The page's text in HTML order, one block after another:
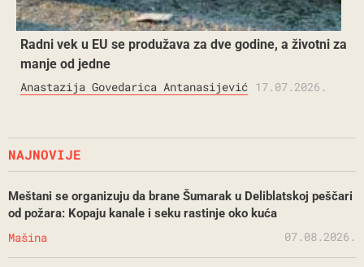
Radni vek u EU se produžava za dve godine, a životni za
manje od jedne
Anastazija Govedarica Antanasijević 17.07.2026.
NAJNOVIJE
Meštani se organizuju da brane Šumarak u Deliblatskoj peščari
od požara: Kopaju kanale i seku rastinje oko kuća
Mašina 07.08.2026.